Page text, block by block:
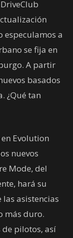
especulamos a
se fija en
A partir
basados
¿Qué tan
Evolution
nuevos
Mode, del
hará su
asistencias
más duro.
pilotos, así